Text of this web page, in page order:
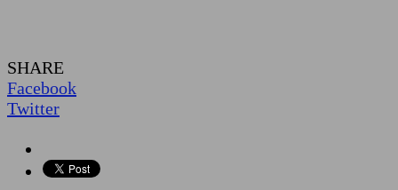
SHARE
Facebook
Twitter